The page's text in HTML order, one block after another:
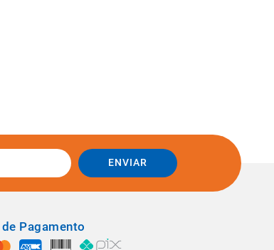
ENVIAR
Pagamento